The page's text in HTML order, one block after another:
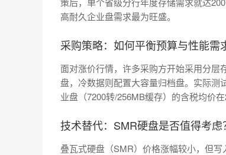
高耐久企业盘需求最为旺盛。
采购策略：如何平衡预算与性能需
面对涨价行情，许多采购方开始采用分
盘，冷数据则配置大容量归档盘。实际测
业盘（7200转/256MB缓存）的含税均价
技术替代：SMR硬盘是否值得考虑
叠瓦式硬盘（SMR）价格涨幅较小，但